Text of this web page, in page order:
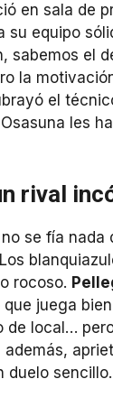
en sala de
su equipo
sabemos el
la
el
les
rival
no se fía nada
rocoso.
que juega
de local…
además,
duelo sencillo.